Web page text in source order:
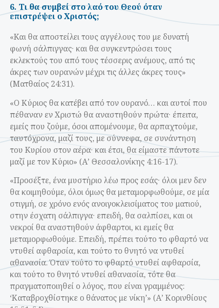
6. Τι θα συμβεί στο λαό του Θεού όταν
επιστρέψει ο Χριστός;
«Kαι θα αποστείλει τους αγγέλους του με δυνατή
φωνή σάλπιγγας· και θα συγκεντρώσει τους
εκλεκτούς του από τους τέσσερις ανέμους, από τις
άκρες των ουρανών μέχρι τις άλλες άκρες τους»
(Ματθαίος 24:31).
«Ο Κύριος θα κατέβει από τον ουρανό… και αυτοί που
πέθαναν εν Χριστώ θα αναστηθούν πρώτα· έπειτα,
εμείς που ζούμε, όσοι απομένουμε, θα αρπαχτούμε,
ταυτόχρονα, μαζί τους, με σύννεφα, σε συνάντηση
του Κυρίου στον αέρα· και έτσι, θα είμαστε πάντοτε
μαζί με τον Κύριο» (Α’ Θεσσαλονίκης 4:16-17).
«Προσέξτε, ένα μυστήριο λέω προς εσάς· όλοι μεν δεν
θα κοιμηθούμε, όλοι όμως θα μεταμορφωθούμε, σε μία
στιγμή, σε χρόνο ενός ανοιγοκλεισίματος του ματιού,
στην έσχατη σάλπιγγα· επειδή, θα σαλπίσει, και οι
νεκροί θα αναστηθούν άφθαρτοι, κι εμείς θα
μεταμορφωθούμε. Επειδή, πρέπει τούτο το φθαρτό να
ντυθεί αφθαρσία, και τούτο το θνητό να ντυθεί
αθανασία. Όταν τούτο το φθαρτό ντυθεί αφθαρσία,
και τούτο το θνητό ντυθεί αθανασία, τότε θα
πραγματοποιηθεί ο λόγος, που είναι γραμμένος:
‘Καταβροχθίστηκε ο θάνατος με νίκη’» (Α’ Κορινθίους